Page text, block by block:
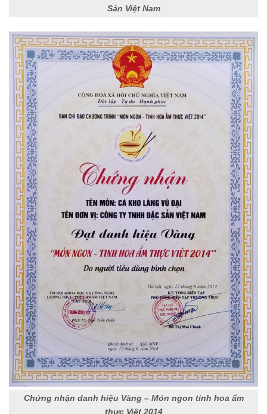
Sản Việt Nam
Chứng nhận danh hiệu Vàng – Món ngon tinh hoa ẩm
thực Việt 2014